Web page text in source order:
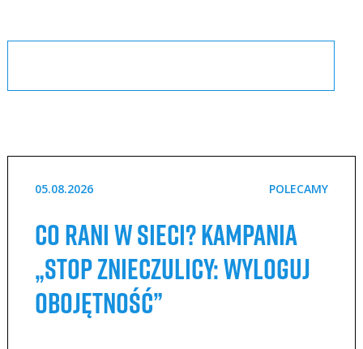
05.08.2026 POLECAMY
Co rani w sieci? Kampania
„STOP Znieczulicy: Wyloguj
Obojętność”